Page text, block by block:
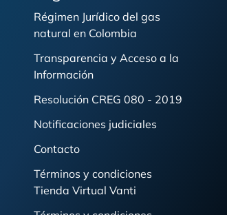
Régimen Jurídico del gas
natural en Colombia
Transparencia y Acceso a la
Información
Resolución CREG 080 - 2019
Notificaciones judiciales
Contacto
Términos y condiciones
Tienda Virtual Vanti